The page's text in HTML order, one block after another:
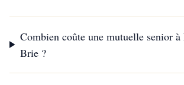
Combien coûte une mutuelle senior à
Brie ?